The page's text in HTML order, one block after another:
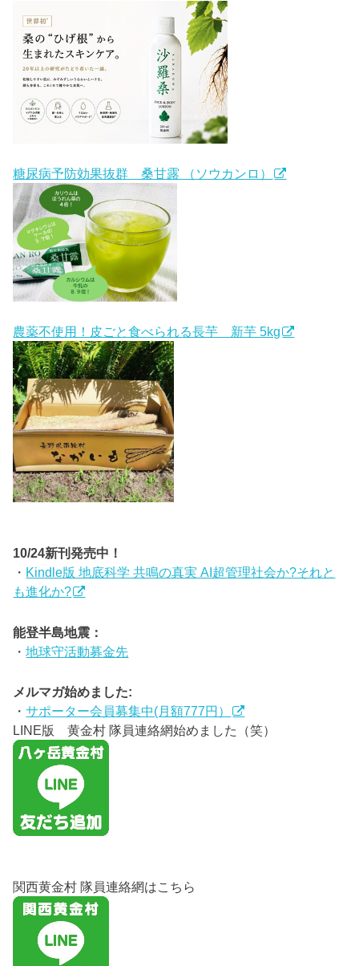
糖尿病予防効果抜群 桑甘露 （ソウカンロ）
農薬不使用！皮ごと食べられる長芋 新芋 5kg
10/24新刊発売中！
・ Kindle版 地底科学 共鳴の真実 AI超管理社会か?それと
も進化か?
能登半島地震：
・地球守活動募金先
メルマガ始めました:
・サポーター会員募集中(月額777円）
LINE版 黄金村 隊員連絡網始めました（笑）
関西黄金村 隊員連絡網はこちら